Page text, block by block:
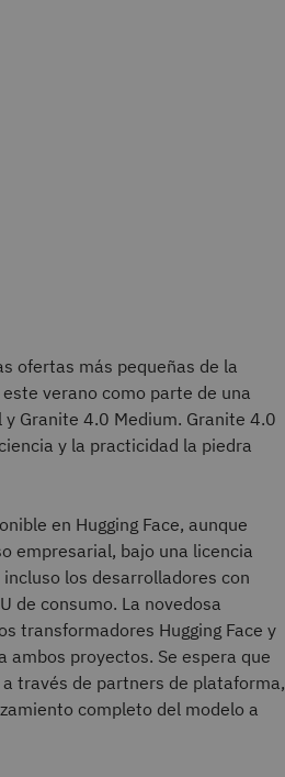
ofertas más pequeñas de la
verano como parte de una
Granite 4.0 Medium. Granite 4.0
y la practicidad la piedra
en Hugging Face, aunque
empresarial, bajo una licencia
los desarrolladores con
de consumo. La novedosa
transformadores Hugging Face y
ambos proyectos. Se espera que
través de partners de plataforma,
completo del modelo a